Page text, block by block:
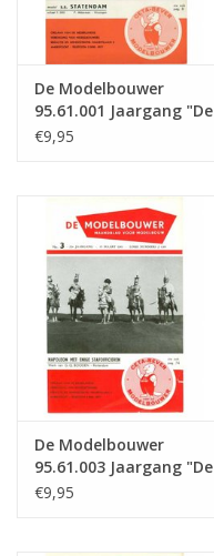
NIEUWE TIJDSCHRIFTEN
ABONNEMENT DE
MODELBOUWER
De Modelbouwer
95.61.001 Jaargang "De
Modelbouwer" Editie :
€9,95
De Modelbouwer
95.61.003 Jaargang "De
Modelbouwer" Editie :
€9,95